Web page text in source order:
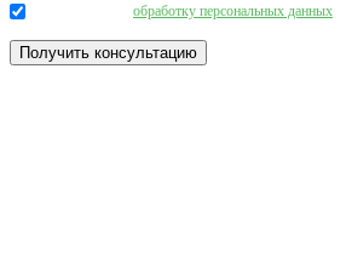
обработку персональных данных